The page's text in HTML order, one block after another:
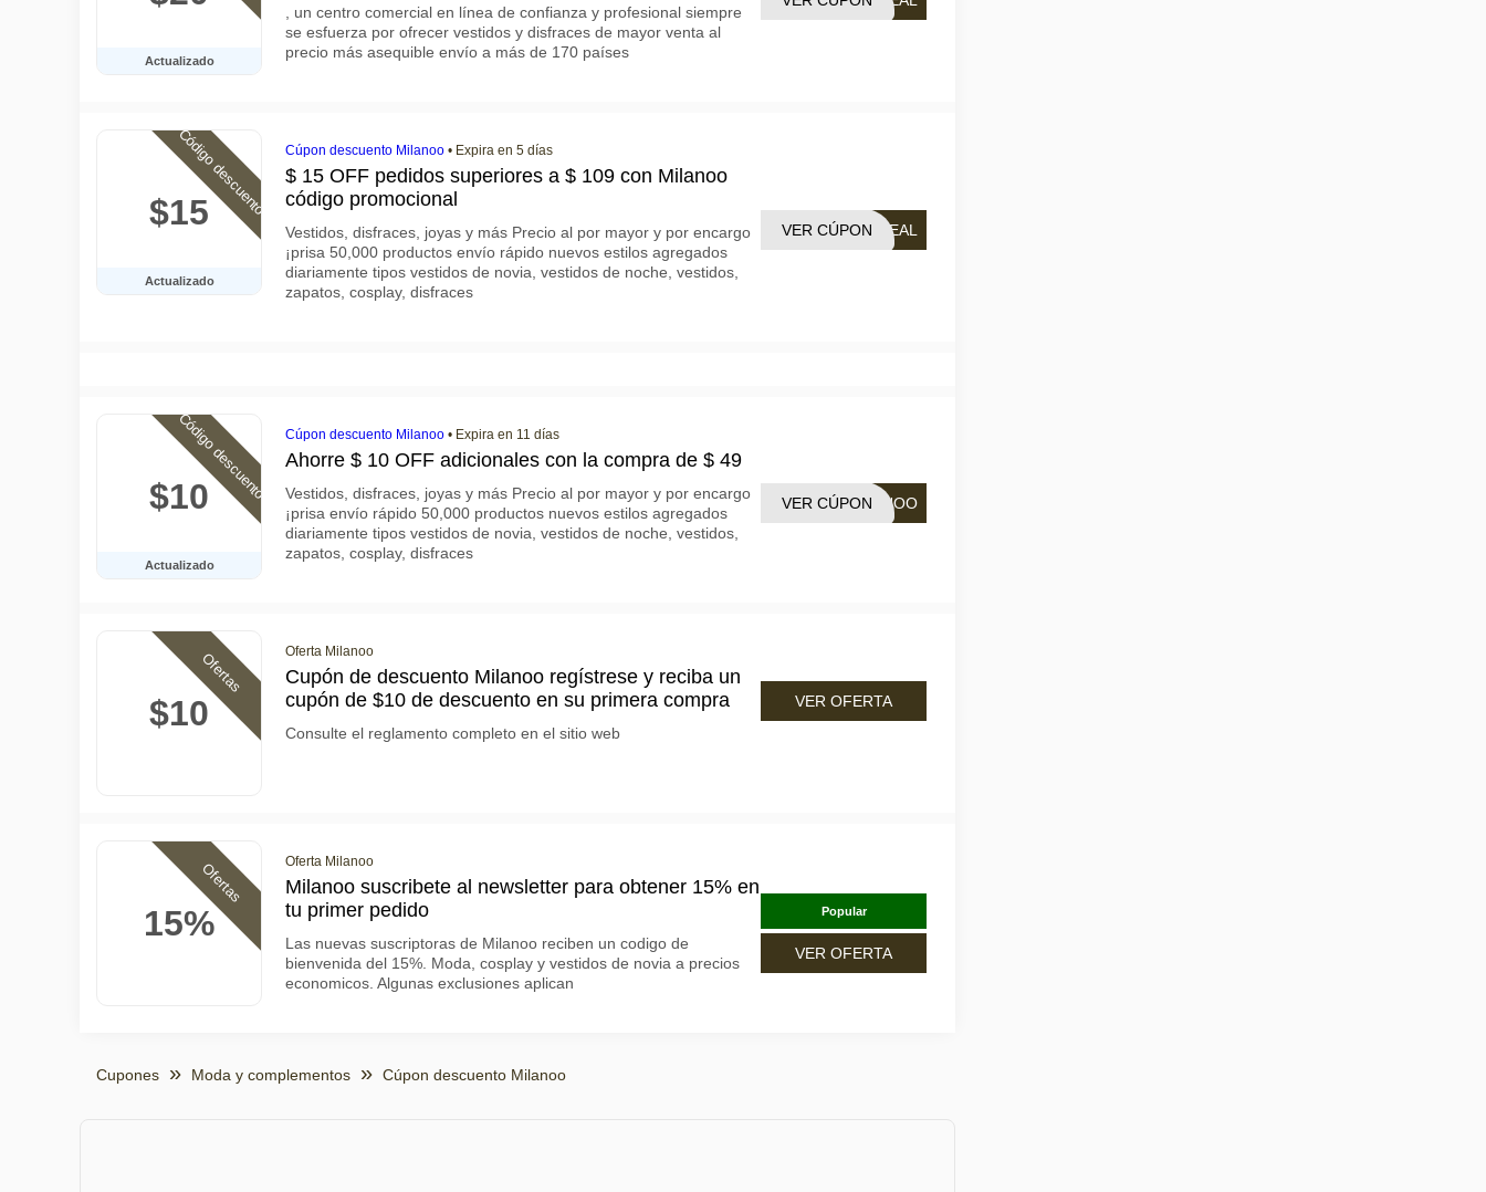
Actualizado
, un centro comercial en línea de confianza y profesional siempre
se esfuerza por ofrecer vestidos y disfraces de mayor venta al
precio más asequible envío a más de 170 países
$15
Actualizado
Código descuento Cúpon descuento Milanoo • Expira en 5 días
$ 15 OFF pedidos superiores a $ 109 con Milanoo
código promocional
Vestidos, disfraces, joyas y más Precio al por mayor y por encargo
¡prisa 50,000 productos envío rápido nuevos estilos agregados
diariamente tipos vestidos de novia, vestidos de noche, vestidos,
zapatos, cosplay, disfraces
DEAL
VER CÚPON
$10
Actualizado
Código descuento Cúpon descuento Milanoo • Expira en 11 días
Ahorre $ 10 OFF adicionales con la compra de $ 49
Vestidos, disfraces, joyas y más Precio al por mayor y por encargo
¡prisa envío rápido 50,000 productos nuevos estilos agregados
diariamente tipos vestidos de novia, vestidos de noche, vestidos,
zapatos, cosplay, disfraces
ANOO
VER CÚPON
$10
Ofertas Oferta Milanoo
Cupón de descuento Milanoo regístrese y reciba un
cupón de $10 de descuento en su primera compra
Consulte el reglamento completo en el sitio web
VER OFERTA
15%
Ofertas Oferta Milanoo
Milanoo suscribete al newsletter para obtener 15% en
tu primer pedido
Las nuevas suscriptoras de Milanoo reciben un codigo de
bienvenida del 15%. Moda, cosplay y vestidos de novia a precios
economicos. Algunas exclusiones aplican
Popular
VER OFERTA
Cupones Moda y complementos Cúpon descuento Milanoo